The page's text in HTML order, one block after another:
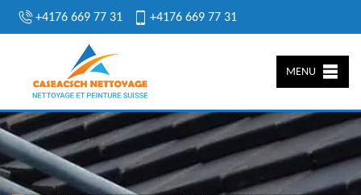
+4176 669 77 31 +4176 669 77 31
MENU